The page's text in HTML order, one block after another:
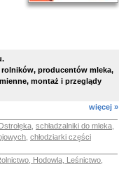
rolników, producentów mleka,
montaż i przeglądy
więcej »
schładzalniki do mleka
chłodziarki części
Hodowla, Leśnictwo,